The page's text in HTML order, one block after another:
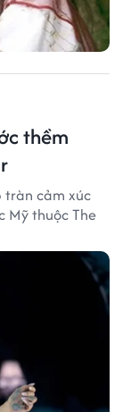
thềm
cảm xúc
Mỹ thuộc The